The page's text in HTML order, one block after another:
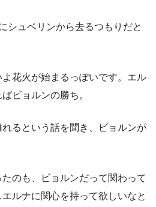
シュベリンから去るつもりだと
花火が始まるっぽいです。エル
ビョルンの勝ち。
るという話を聞き、ビョルンが
のも、ビョルンだって関わって
ルナに関心を持って欲しいなと